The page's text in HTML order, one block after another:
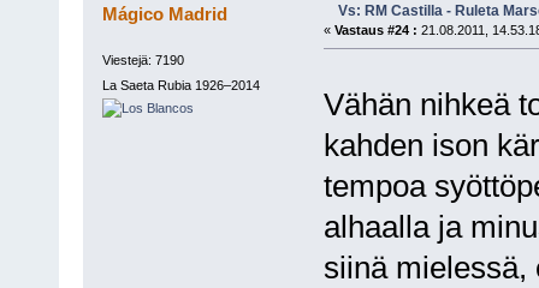
Mágico Madrid
Viestejä: 7190
La Saeta Rubia 1926–2014
Vs: RM Castilla - Ruleta
« Vastaus #24 : 21.08.2011,
Vähän nihkeä
kahden ison
tempoa
alhaalla ja
siinä mielessä,